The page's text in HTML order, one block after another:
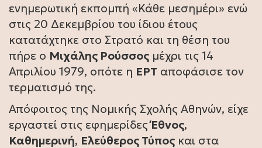
ενημερωτική εκπομπή «Κάθε μεσημέρι» ενώ
στις 20 Δεκεμβρίου του ίδιου έτους
κατατάχτηκε στο Στρατό και τη θέση του
πήρε ο Μιχάλης Ρούσσος μέχρι τις 14
Απριλίου 1979, οπότε η ΕΡΤ αποφάσισε τον
τερματισμό της.
Απόφοιτος της Νομικής Σχολής Αθηνών, είχε
εργαστεί στις εφημερίδεςΈθνος,
Καθημερινή, Ελεύθερος Τύπος και στα